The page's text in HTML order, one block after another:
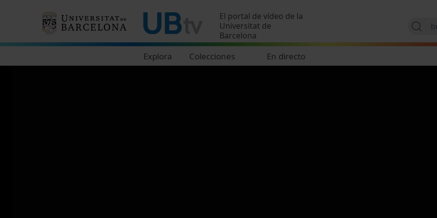
El portal de vídeo de la
Universitat de
Barcelona
Explora Colecciones En directo